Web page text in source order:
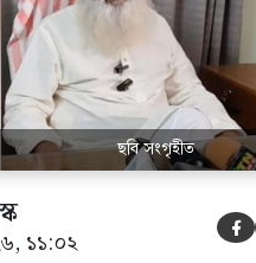
ফোন […]
ছবি সংগৃহীত
১১:০২ 